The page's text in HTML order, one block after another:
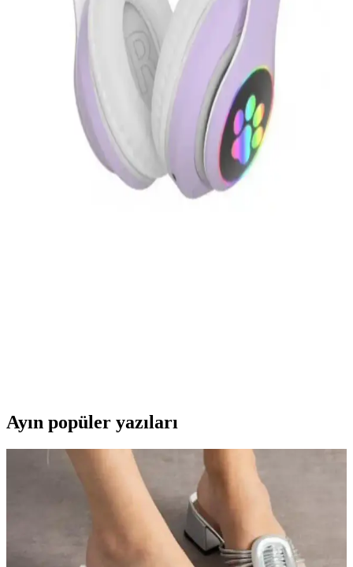
Everest SM-763, 2400 DPI sensörü, kablosuz bağlantı ve
kişiselleştirilebilir RGB ışıklandırmasıyla üstün performans sunar,
ergonomik tasarımıyla uzun kullanımlarda bile konfor sağlar.
Türk Telekom Modem ile Tenda V12
Karşılaştırması: Hız, Kapsama ve Kullanıcı
Deneyimi Analizi
Türk Telekom ve Tenda V12 modemleri hız, kapsama alanı ve
kullanıcı deneyimi açısından karşılaştırılarak, en uygun seçeneğin
belirlenmesine yardımcı olur.
JBL 770 NC Kulak Üstü Kablosuz Kulaklık Aktif
Ayın popüler yazıları